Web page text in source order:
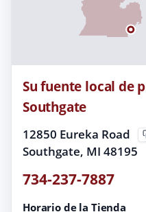
Su fuente local de
Southgate
12850 Eureka Road
Southgate, MI 48195
734-237-7887
Horario de la Tienda